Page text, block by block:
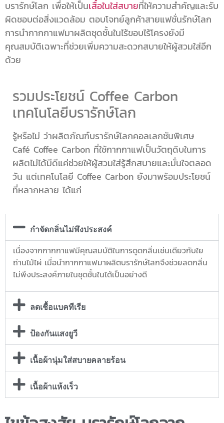
บรารักษ์โลก เพื่อให้เป็นเสื้อในใส่สบายที่ให้ความสำคัญและรับ
ผิดชอบต่อสิ่งแวดล้อม ตอบโจทย์ลูกค้าสายแฟชั่นรักษ์โลก
การนำกากกาแฟมาผลิตชุดชั้นในไร้ขอบไร้โครงยังมี
คุณสมบัติเฉพาะที่ช่วยเพิ่มความสะดวกสบายให้ผู้สวมใส่อีก
ด้วย
รวมประโยชน์ Coffee Carbon
เทคโนโลยีบรารักษ์โลก
รู้หรือไม่ ว่าผลิตภัณฑ์บรารักษ์โลกคอลเลกชันพิเศษ
Café Coffee Carbon ที่ใช้กากกาแฟเป็นวัตถุดิบในการ
ผลิตไม่ได้มีดีแค่ช่วยให้ผู้สวมใส่รู้สึกสบายและมั่นใจตลอด
วัน แต่เทคโนโลยี Coffee Carbon ยังมาพร้อมประโยชน์
ที่หลากหลาย ได้แก่
กำจัดกลิ่นไม่พึงประสงค์
เนื่องจากกากกาแฟมีคุณสมบัติในการดูดกลิ่นเช่นเดียวกับใย
ถ่านไม้ไผ่ เมื่อนำกากกาแฟมาผลิตบรารักษ์โลกจึงช่วยลดกลิ่น
ไม่พึงประสงค์ภายในชุดชั้นในได้เป็นอย่างดี
ลดเชื้อแบคทีเรีย
ป้องกันแสงยูวี
เนื้อผ้านุ่มใส่สบายคลายร้อน
เนื้อผ้าแห้งเร็ว